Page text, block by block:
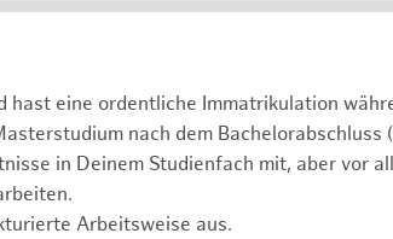
eine ordentliche Immatrikulation
nach dem Bachelorabschluss
in Deinem Studienfach mit, aber vor
Arbeitsweise aus.